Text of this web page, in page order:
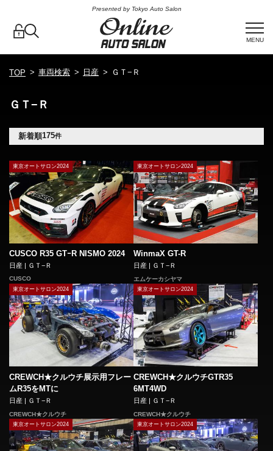
Presented by Tokyo Auto Salon
MENU
TOP 車両検索 日産 ＧＴ−Ｒ
ＧＴ−Ｒ
新着順175件
東京オートサロン2024
CUSCO R35 GTｰR NISMO 2024
日産 | ＧＴ−Ｒ
CUSCO
東京オートサロン2024
WinmaX GT-R
日産 | ＧＴ−Ｒ
エムケーカシヤマ
東京オートサロン2024
CREWCH★クルウチ展示用フレー
ムR35をMTに
日産 | ＧＴ−Ｒ
CREWCH★クルウチ
東京オートサロン2024
CREWCH★クルウチGTR35
6MT4WD
日産 | ＧＴ−Ｒ
CREWCH★クルウチ
東京オートサロン2024 東京オートサロン2024